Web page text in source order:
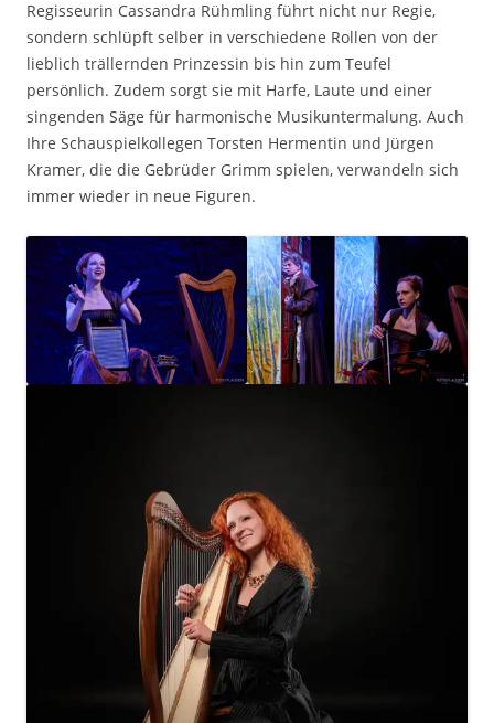
Regisseurin Cassandra Rühmling führt nicht nur Regie,
sondern schlüpft selber in verschiedene Rollen von der
lieblich trällernden Prinzessin bis hin zum Teufel
persönlich. Zudem sorgt sie mit Harfe, Laute und einer
singenden Säge für harmonische Musikuntermalung. Auch
Ihre Schauspielkollegen Torsten Hermentin und Jürgen
Kramer, die die Gebrüder Grimm spielen, verwandeln sich
immer wieder in neue Figuren.